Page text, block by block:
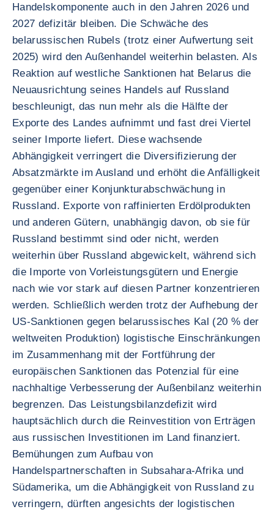
Handelskomponente auch in den Jahren 2026 und
2027 defizitär bleiben. Die Schwäche des
belarussischen Rubels (trotz einer Aufwertung seit
2025) wird den Außenhandel weiterhin belasten. Als
Reaktion auf westliche Sanktionen hat Belarus die
Neuausrichtung seines Handels auf Russland
beschleunigt, das nun mehr als die Hälfte der
Exporte des Landes aufnimmt und fast drei Viertel
seiner Importe liefert. Diese wachsende
Abhängigkeit verringert die Diversifizierung der
Absatzmärkte im Ausland und erhöht die Anfälligkeit
gegenüber einer Konjunkturabschwächung in
Russland. Exporte von raffinierten Erdölprodukten
und anderen Gütern, unabhängig davon, ob sie für
Russland bestimmt sind oder nicht, werden
weiterhin über Russland abgewickelt, während sich
die Importe von Vorleistungsgütern und Energie
nach wie vor stark auf diesen Partner konzentrieren
werden. Schließlich werden trotz der Aufhebung der
US-Sanktionen gegen belarussisches Kal (20 % der
weltweiten Produktion) logistische Einschränkungen
im Zusammenhang mit der Fortführung der
europäischen Sanktionen das Potenzial für eine
nachhaltige Verbesserung der Außenbilanz weiterhin
begrenzen. Das Leistungsbilanzdefizit wird
hauptsächlich durch die Reinvestition von Erträgen
aus russischen Investitionen im Land finanziert.
Bemühungen zum Aufbau von
Handelspartnerschaften in Subsahara-Afrika und
Südamerika, um die Abhängigkeit von Russland zu
verringern, dürften angesichts der logistischen